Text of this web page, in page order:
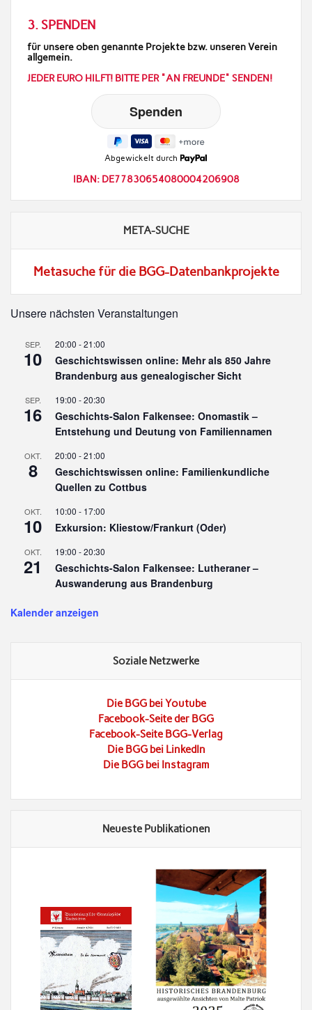
3. SPENDEN
für unsere oben genannte Projekte bzw. unseren Verein
allgemein.
JEDER EURO HILFT! BITTE PER "AN FREUNDE" SENDEN!
Abgewickelt durch
IBAN: DE77830654080004206908
META-SUCHE
Metasuche für die BGG-Datenbankprojekte
Unsere nächsten Veranstaltungen
SEP.
10
20:00 -21:00
Geschichtswissen online: Mehr als 850 Jahre
Brandenburg aus genealogischer Sicht
SEP.
16
19:00 -20:30
Geschichts-Salon Falkensee: Onomastik –
Entstehung und Deutung von Familiennamen
OKT.
8
20:00 -21:00
Geschichtswissen online: Familienkundliche
Quellen zu Cottbus
OKT.
10
10:00 - 17:00
Exkursion: Kliestow/Frankurt (Oder)
OKT.
21
19:00 -20:30
Geschichts-Salon Falkensee: Lutheraner –
Auswanderung aus Brandenburg
Kalender anzeigen
Soziale Netzwerke
Die BGG bei Youtube
Facebook-Seite der BGG
Facebook-Seite BGG-Verlag
Die BGG bei LinkedIn
Die BGG bei Instagram
Neueste Publikationen